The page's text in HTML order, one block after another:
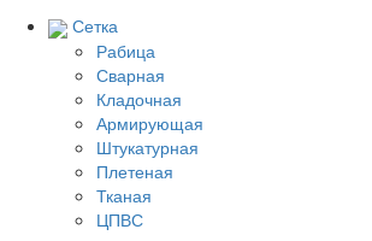
Сетка
Рабица
Сварная
Кладочная
Армирующая
Штукатурная
Плетеная
Тканая
ЦПВС